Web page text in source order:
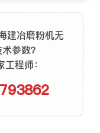
建冶磨粉机无
参数？
程师：